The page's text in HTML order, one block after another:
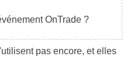
OnTrade ?
pas encore, et elles